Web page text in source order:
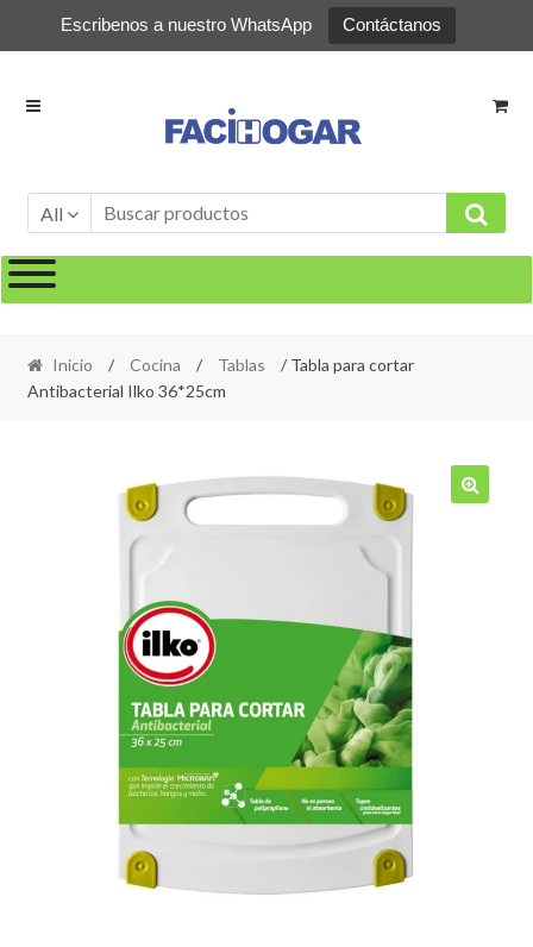
Escribenos a nuestro WhatsApp Contáctanos
Ir
Ir
All
Inicio / Cocina / Tablas
/ Tabla para cortar
Antibacterial Ilko 36*25cm